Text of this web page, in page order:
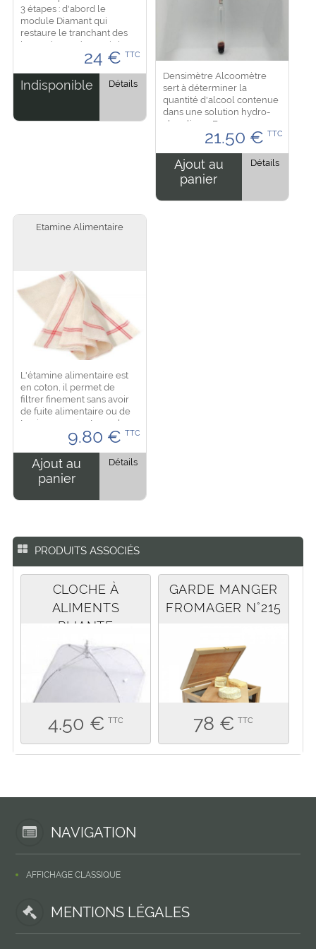
3 étapes : d'abord le
module Diamant qui
restaure le tranchant des
lames émousées, puis le
module Tungstene
donnant un tranchant
parfait à la lame pour finir
le module...
24 € TTC
Indisponible Détails
Densimètre Alcoomètre
sert à déterminer la
quantité d'alcool contenue
dans une solution hydro-
alcoolique. En aucun cas,
l'alcoomètre doit être
thermomètre classique
pour...
21.50 € TTC
Ajout au
panier
Détails
Etamine Alimentaire
L'étamine alimentaire est
en coton, il permet de
filtrer finement sans avoir
de fuite alimentaire ou de
tamiser, convient pour les
fruits rouges, fromage ou
autres aliments.
Dimensions: 65 x70 cm...
9.80 € TTC
Ajout au
panier
Détails
PRODUITS ASSOCIÉS
CLOCHE À
ALIMENTS
PLIANTE
4.50 € TTC
GARDE MANGER
FROMAGER N°215
78 € TTC
NAVIGATION
AFFICHAGE CLASSIQUE
MENTIONS LÉGALES